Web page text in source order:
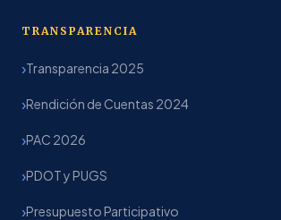
TRANSPARENCIA
Transparencia 2025
Rendición de Cuentas 2024
PAC 2026
PDOT y PUGS
Presupuesto Participativo